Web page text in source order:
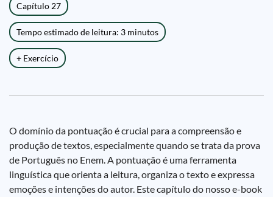
Capítulo 27
Tempo estimado de leitura: 3 minutos
+ Exercício
O domínio da pontuação é crucial para a compreensão e
produção de textos, especialmente quando se trata da prova
de Português no Enem. A pontuação é uma ferramenta
linguística que orienta a leitura, organiza o texto e expressa
emoções e intenções do autor. Este capítulo do nosso e-book